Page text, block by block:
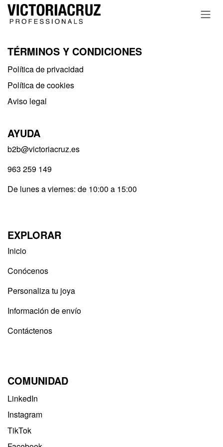
Ir al contenido
TÉRMINOS Y CONDICIONES
Política de privacidad​
Política de cookies
Aviso legal
AYUDA
b2b@victoriacruz.es
963 259 149
De lunes a viernes: de 10:00 a 15:00
EXPLORAR
Inicio
Conócenos
Personaliza tu joya
Información de envío
Contáctenos
COMUNIDAD
LinkedIn
Instagram
TikTok